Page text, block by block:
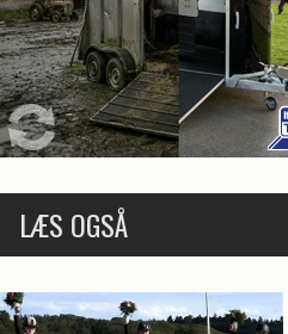
LÆS OGSÅ